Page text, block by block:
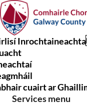
Skip
to
main
content
Inrochtaineachta
Main
navigation
cuairt ar
Services menu